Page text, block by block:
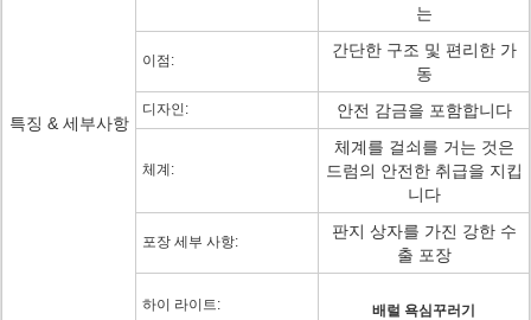
특징 & 세부사항
는
이점:
간단한 구조 및 편리한 가
동
디자인: 안전 감금을 포함합니다
체계:
체계를 걸쇠를 거는 것은
드럼의 안전한 취급을 지킵
니다
포장 세부 사항:
판지 상자를 가진 강한 수
출 포장
하이 라이트: 배럴 욕심꾸러기